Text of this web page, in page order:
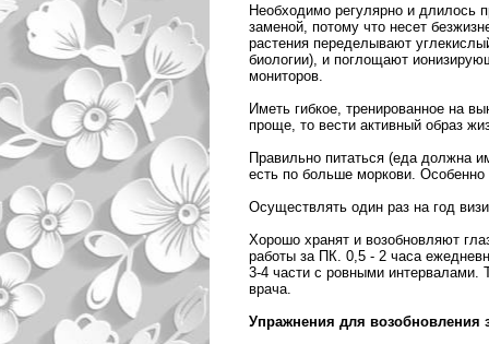
Необходимо регулярно и длилось
заменой, потому что несет
растения переделывают
биологии), и поглощают
мониторов.
Иметь гибкое, тренированное на
проще, то вести активный образ
Правильно питаться (еда должна
есть по больше моркови. Особенно
Осуществлять один раз на год
Хорошо хранят и возобновляют
работы за ПК. 0,5 - 2 часа
3-4 части с ровными интервалами.
врача.
Упражнения для возобновления